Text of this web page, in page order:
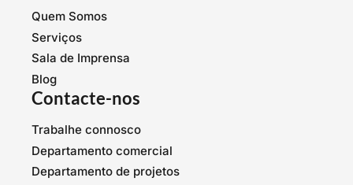
Quem Somos
Serviços
Sala de Imprensa
Blog
Contacte-nos
Trabalhe connosco
Departamento comercial
Departamento de projetos